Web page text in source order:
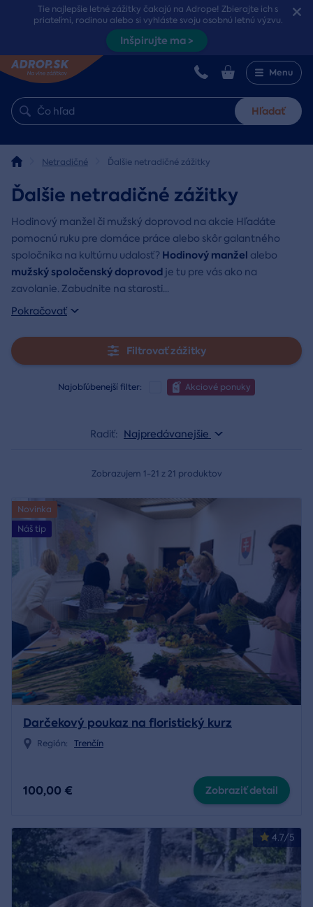
Tie najlepšie letné zážitky čakajú na Adrope! Zbierajte ich s
priateľmi, rodinou alebo si vyhláste svoju osobnú letnú výzvu.
Inšpirujte ma >
Menu
Hľadať
Netradičné Ďalšie netradičné zážitky
Ďalšie netradičné zážitky
Hodinový manžel či mužský doprovod na akcie Hľadáte
pomocnú ruku pre domáce práce alebo skôr galantného
spoločníka na kultúrnu udalosť? Hodinový manžel alebo
mužský spoločenský doprovod je tu pre vás ako na
zavolanie. Zabudnite na starosti...
Pokračovať
Filtrovať zážitky
Najobľúbenejší filter: Akciové ponuky
Radiť: Najpredávanejšie
Zobrazujem 1-21 z 21 produktov
Novinka
Náš tip
Darčekový poukaz na floristický kurz
Región: Trenčín
100,00 € Zobraziť detail
4.7/5